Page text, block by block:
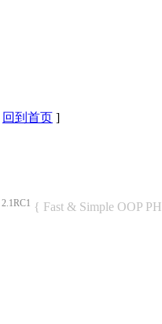
回到首页 ]
2.1RC1 { Fast & Simple OOP